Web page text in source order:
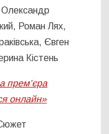
Роман Лях,
Євген
Кістень
прем’єра
онлайн»
Сюжет